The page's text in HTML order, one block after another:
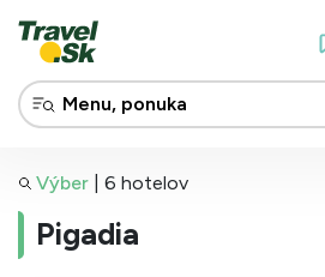
Výber 6 hotelov
Pigadia